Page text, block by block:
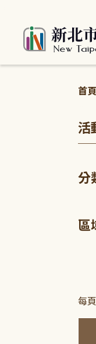
首頁
活
分
區
每